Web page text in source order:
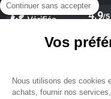
Continuer sans accepter
Vos
Nous utilisons des cookies
achats, fournir nos